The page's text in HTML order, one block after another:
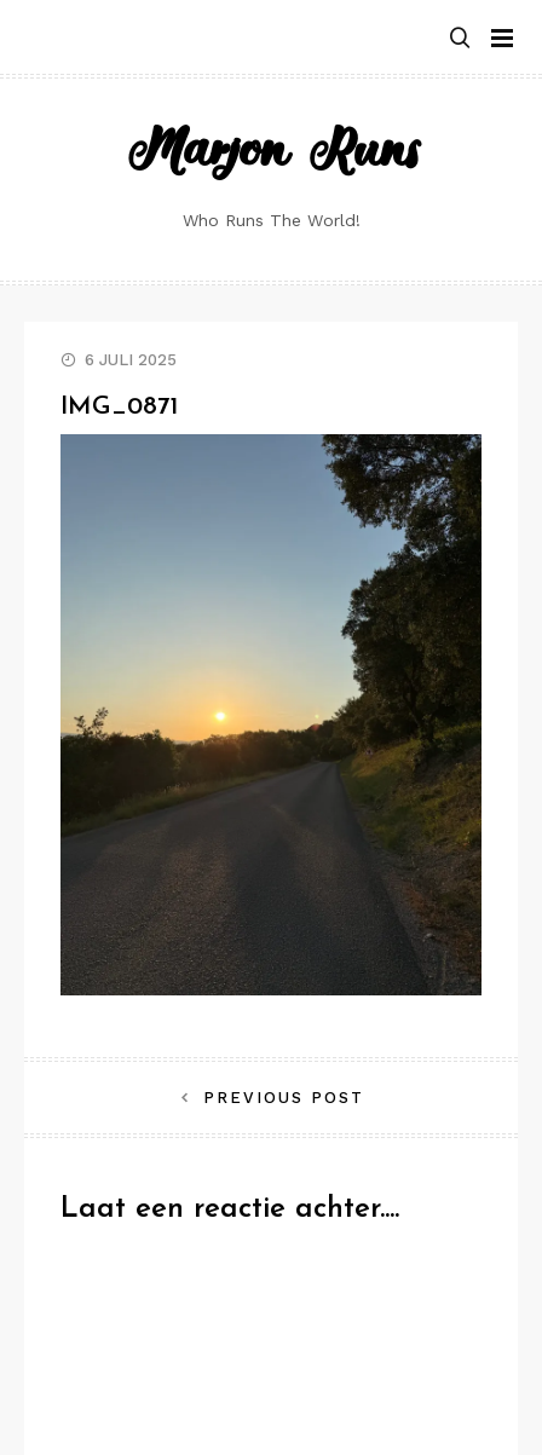
content
Marjon Runs
Who Runs The World!
6 JULI 2025
IMG_0871
navigatie
PREVIOUS POST
Laat een reactie achter....